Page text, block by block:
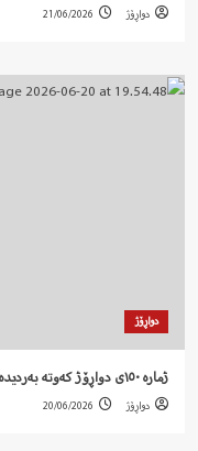
دواڕۆژ 21/06/2026
دواڕۆژ
ژمارە ١٥٠ی دواڕۆژ کەوتە بەردیدەی خوێنەرانی…
دواڕۆژ 20/06/2026